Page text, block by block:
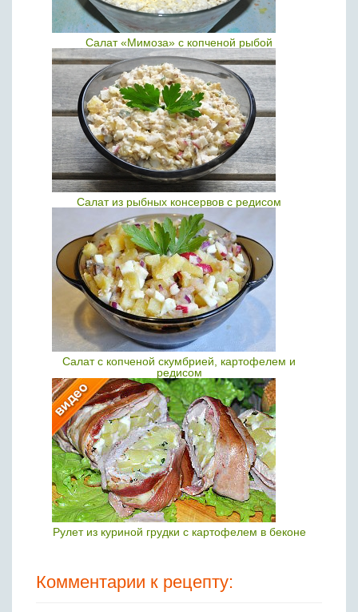
Салат «Мимоза» с копченой рыбой
Салат из рыбных консервов с редисом
Салат с копченой скумбрией, картофелем и
редисом
Рулет из куриной грудки с картофелем в беконе
Комментарии к рецепту: